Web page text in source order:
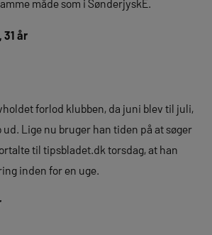
måde som i SønderjyskE.
år
forlod klubben, da juni blev til juli,
Lige nu bruger han tiden på at søger
til tipsbladet.dk torsdag, at han
inden for en uge.